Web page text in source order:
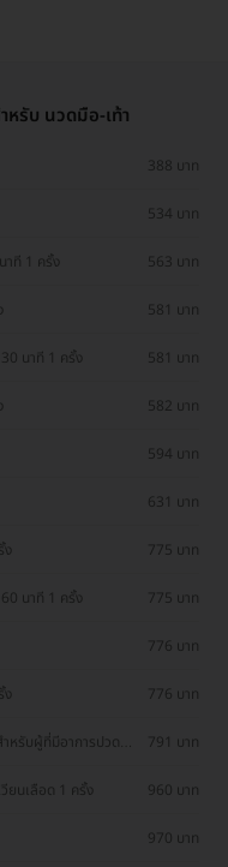
หรับ นวดมือ-เท้า
388 บาท
534 บาท
าที 1 ครั้ง 563 บาท
581 บาท
นาที 1 ครั้ง 581 บาท
582 บาท
594 บาท
631 บาท
ง 775 บาท
นาที 1 ครั้ง 775 บาท
776 บาท
ง 776 บาท
หรับผู้ที่มีอาการปวด
791 บาท
ยนเลือด 1 ครั้ง 960 บาท
970 บาท